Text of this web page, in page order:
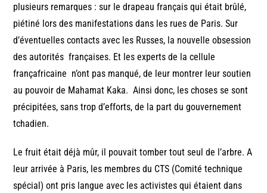
plusieurs remarques : sur le drapeau français qui était brûlé,
piétiné lors des manifestations dans les rues de Paris. Sur
d’éventuelles contacts avec les Russes, la nouvelle obsession
des autorités françaises. Et les experts de la cellule
françafricaine n’ont pas manqué, de leur montrer leur soutien
au pouvoir de Mahamat Kaka. Ainsi donc, les choses se sont
précipitées, sans trop d’efforts, de la part du gouvernement
tchadien.
Le fruit était déjà mûr, il pouvait tomber tout seul de l’arbre. A
leur arrivée à Paris, les membres du CTS (Comité technique
spécial) ont pris langue avec les activistes qui étaient dans